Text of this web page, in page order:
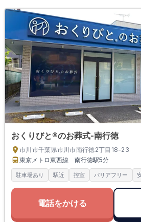
おくりびと®のお葬式-南行徳
市川市千葉県市川市南行徳2丁目18-23
東京メトロ東西線 南行徳駅5分
駐車場あり 駅近 控室 バリアフリー
電話をかける